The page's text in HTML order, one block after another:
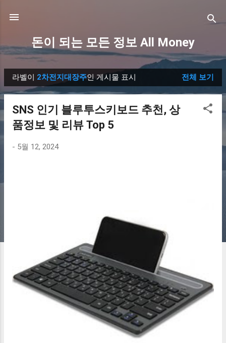
돈이 되는 모든 정보 All Money
글
라벨이 2차전지대장주인 게시물 표시 전체 보기
SNS 인기 블루투스키보드 추천, 상
품정보 및 리뷰 Top 5
- 5월 12, 2024